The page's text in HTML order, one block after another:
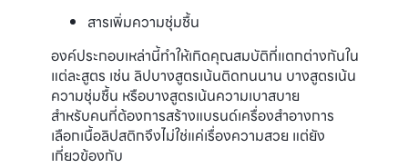
สารเพิ่มความชุ่มชื้น
องค์ประกอบเหล่านี้ทำให้เกิดคุณสมบัติที่แตกต่างกันใน
แต่ละสูตร เช่น ลิปบางสูตรเน้นติดทนนาน บางสูตรเน้น
ความชุ่มชื้น หรือบางสูตรเน้นความเบาสบาย
สำหรับคนที่ต้องการสร้างแบรนด์เครื่องสำอางการ
เลือกเนื้อลิปสติกจึงไม่ใช่แค่เรื่องความสวย แต่ยัง
เกี่ยวข้องกับ